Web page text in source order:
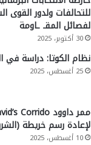
للتحالفات ولدور القوى
لفصائل المقـ ـاومة
30 أكتوبر، 2025
نظام الكوتا: دراسة في
25 أغسطس، 2025
لإعادة رسم خريطة
10 أغسطس، 2025